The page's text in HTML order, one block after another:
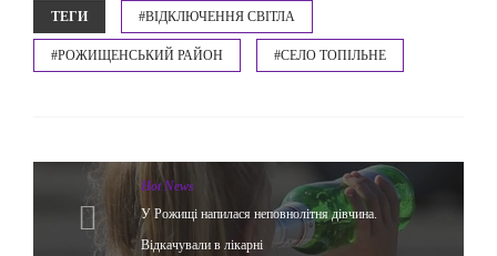
ТЕГИ #ВІДКЛЮЧЕННЯ СВІТЛА
#РОЖИЩЕНСЬКИЙ РАЙОН #СЕЛО ТОПІЛЬНЕ
Hot News
У Рожищі напилася неповнолітня дівчина.
Відкачували в лікарні